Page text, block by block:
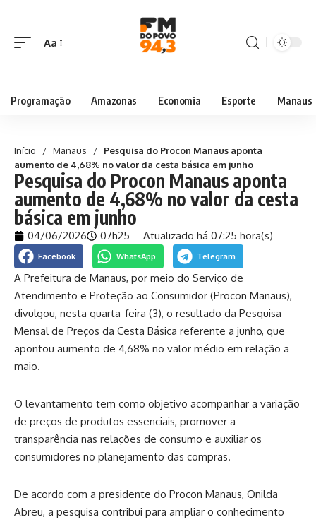
Aa
Programação Amazonas Economia Esporte Manaus
Início / Manaus /
Pesquisa do Procon Manaus aponta
aumento de 4,68% no valor da cesta básica em junho
Pesquisa do Procon Manaus aponta
aumento de 4,68% no valor da cesta
básica em junho
04/06/2026 07h25 Atualizado há 07:25 hora(s)
Facebook WhatsApp Telegram
A Prefeitura de Manaus, por meio do Serviço de
Atendimento e Proteção ao Consumidor (Procon Manaus),
divulgou, nesta quarta-feira (3), o resultado da Pesquisa
Mensal de Preços da Cesta Básica referente a junho, que
apontou aumento de 4,68% no valor médio em relação a
maio.
O levantamento tem como objetivo acompanhar a variação
de preços de produtos essenciais, promover a
transparência nas relações de consumo e auxiliar os
consumidores no planejamento das compras.
De acordo com a presidente do Procon Manaus, Onilda
Abreu, a pesquisa contribui para ampliar o conhecimento